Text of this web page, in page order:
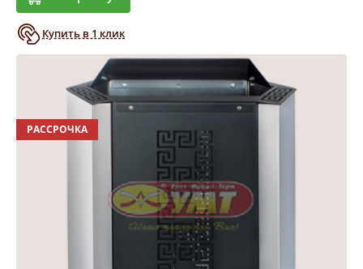
Купить в 1 клик
РАССРОЧКА